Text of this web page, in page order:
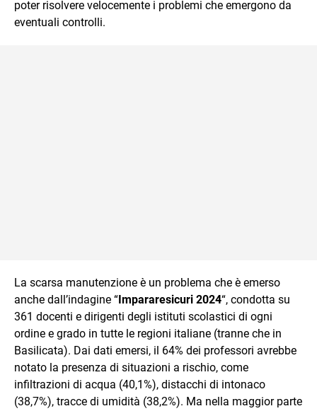
poter risolvere velocemente i problemi che emergono da
eventuali controlli.
La scarsa manutenzione è un problema che è emerso
anche dall’indagine “ Impararesicuri 2024“, condotta su
361 docenti e dirigenti degli istituti scolastici di ogni
ordine e grado in tutte le regioni italiane (tranne che in
Basilicata). Dai dati emersi, il 64% dei professori avrebbe
notato la presenza di situazioni a rischio, come
infiltrazioni di acqua (40,1%), distacchi di intonaco
(38,7%), tracce di umidità (38,2%). Ma nella maggior parte